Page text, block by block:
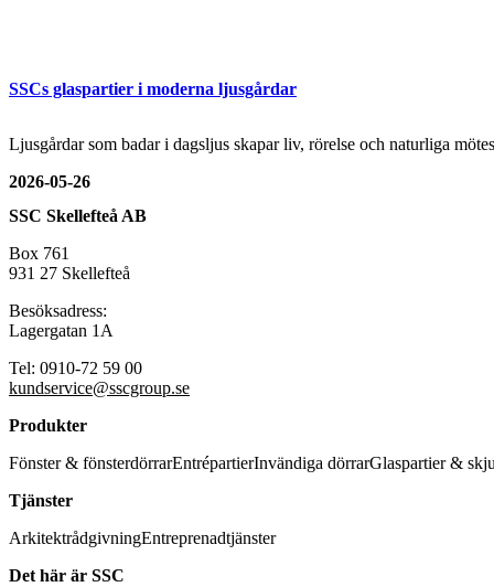
SSCs glaspartier i moderna ljusgårdar
Ljusgårdar som badar i dagsljus skapar liv, rörelse och naturliga
2026-05-26
SSC Skellefteå AB
Box 761
931 27 Skellefteå
Besöksadress:
Lagergatan 1A
Tel: 0910-72 59 00
kundservice@sscgroup.se
Produkter
Fönster & fönsterdörrarEntrépartierInvändiga dörrarGlaspartier &
Tjänster
ArkitektrådgivningEntreprenadtjänster
Det här är SSC